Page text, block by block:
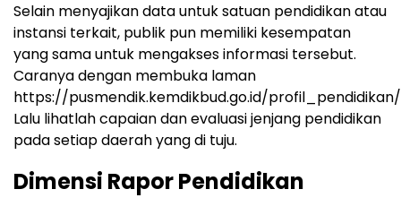
Selain menyajikan data untuk satuan pendidikan atau
instansi terkait, publik pun memiliki kesempatan
yang sama untuk mengakses informasi tersebut.
Caranya dengan membuka laman
https://pusmendik.kemdikbud.go.id/
Lalu lihatlah capaian dan evaluasi jenjang pendidikan
pada setiap daerah yang di tuju.
Dimensi Rapor Pendidikan